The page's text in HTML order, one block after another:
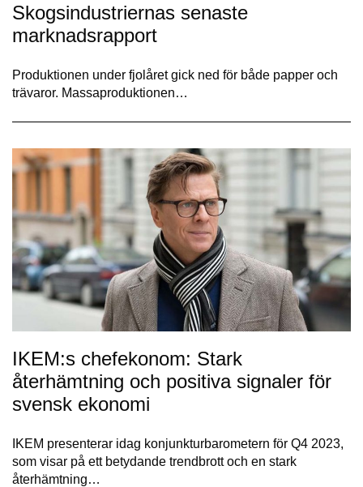
Skogsindustriernas senaste
marknadsrapport
Produktionen under fjolåret gick ned för både papper och
trävaror. Massaproduktionen…
IKEM:s chefekonom: Stark
återhämtning och positiva signaler för
svensk ekonomi
IKEM presenterar idag konjunkturbarometern för Q4 2023,
som visar på ett betydande trendbrott och en stark
återhämtning…